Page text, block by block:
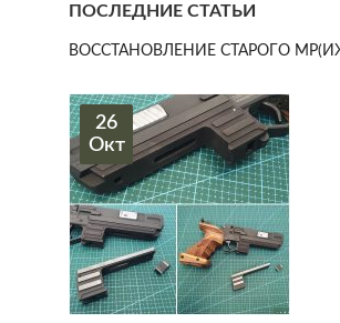
ПОСЛЕДНИЕ СТАТЬИ
ВОССТАНОВЛЕНИЕ СТАРОГО
26
Окт